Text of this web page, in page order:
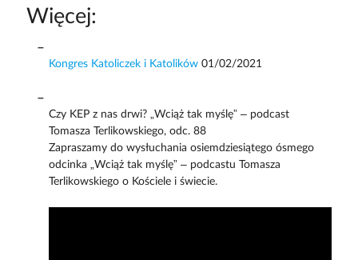
Więcej:
Kongres Katoliczek i Katolików01/02/2021
Czy KEP z nas drwi? „Wciąż tak myślę” – podcast
Tomasza Terlikowskiego, odc. 88
Zapraszamy do wysłuchania osiemdziesiątego ósmego
odcinka „Wciąż tak myślę” – podcastu Tomasza
Terlikowskiego o Kościele i świecie.